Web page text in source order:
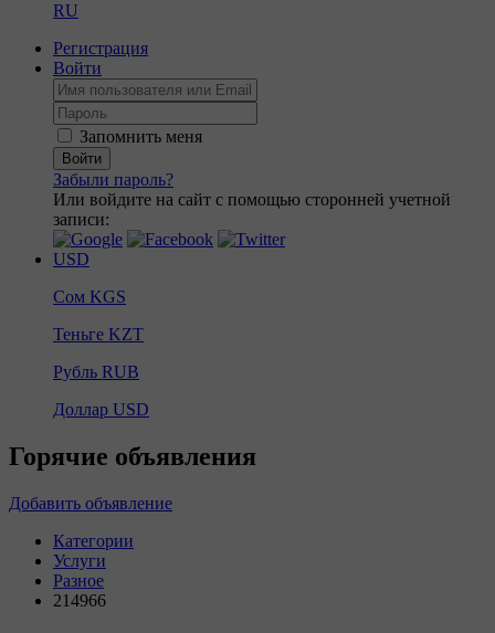
RU
Регистрация
Войти
Запомнить меня
Войти
Забыли пароль?
Или войдите на сайт с помощью сторонней учетной
записи:
USD
Сом KGS
Теньге KZT
Рубль RUB
Доллар USD
Горячие объявления
Добавить объявление
Категории
Услуги
Разное
214966